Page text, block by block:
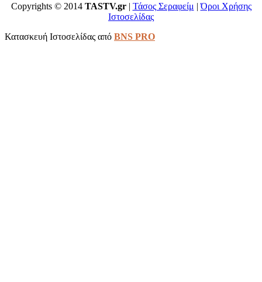
Copyrights © 2014 TASTV.gr| Τάσος Σεραφείμ |Όροι Χρήσης
Ιστοσελίδας
Κατασκευή Ιστοσελίδας από BNS PRO